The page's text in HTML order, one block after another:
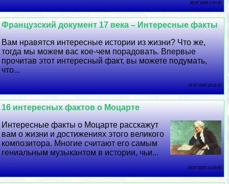
30 07 2026 1:57:35
Французский документ 17 века – Интересные факты
Вам нравятся интересные истории из жизни? Что же,
тогда мы можем вас кое-чем порадовать. Впервые
прочитав этот интересный факт, вы можете подумать,
что...
29 07 2026 18:11:10
16 интересных фактов о Моцарте
Интересные факты о Моцарте расскажут
вам о жизни и достижениях этого великого
композитора. Многие считают его самым
гениальным музыкантом в истории, чьи...
28 07 2026 14:38:59